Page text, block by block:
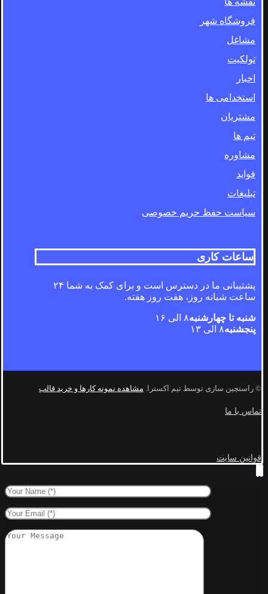
فروشگاه شهر
مشاغل
تولکیت
اخبار
استخدامی ها
مشتریان
تیم ها
مشاوره
فواید
تبلیغات
سیاست حفظ حریم خصوصی
ساعات کاری
پشتیبانی ما در دسترس است و برای کمک به شما ۲۴
ساعت شبانه روز، هفت روز هفته.
شنبه تا چهارشنبه۸ الی ۱۶
پنجشنبه۸ الی ۱۳
© راستچین سازی توسط تیم اکسترا. مشاهده نمونه کارها و خرید قالب
تماس با ما
قوانین سایت